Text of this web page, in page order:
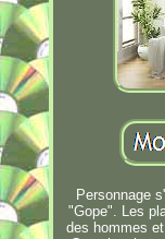
Personnage
"Gope". Les
des hommes